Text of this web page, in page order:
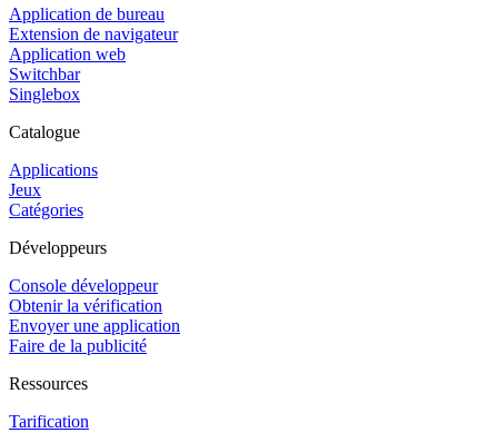
Application de bureau
Extension de navigateur
Application web
Switchbar
Singlebox
Catalogue
Applications
Jeux
Catégories
Développeurs
Console développeur
Obtenir la vérification
Envoyer une application
Faire de la publicité
Ressources
Tarification